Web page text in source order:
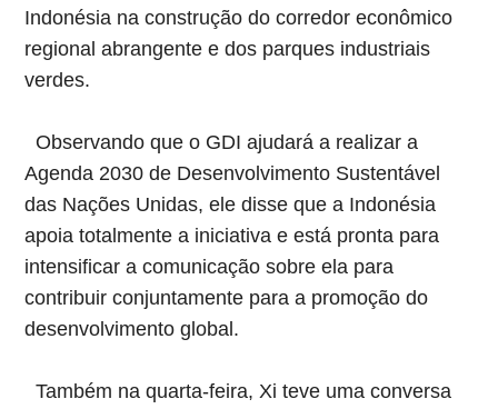
Indonésia na construção do corredor econômico
regional abrangente e dos parques industriais
verdes.
Observando que o GDI ajudará a realizar a
Agenda 2030 de Desenvolvimento Sustentável
das Nações Unidas, ele disse que a Indonésia
apoia totalmente a iniciativa e está pronta para
intensificar a comunicação sobre ela para
contribuir conjuntamente para a promoção do
desenvolvimento global.
Também na quarta-feira, Xi teve uma conversa